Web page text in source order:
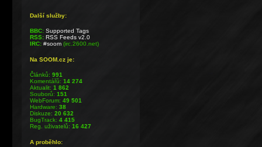
Další služby:
BBC: Supported Tags
RSS: RSS Feeds v2.0
IRC: #soom(irc.2600.net)
Na SOOM.cz je:
Článků:991
Komentářů:14 274
Aktualit:1 862
Souborů:151
WebForum:49 501
Hardware:38
Diskuze:20 632
BugTrack:4 415
Reg. uživatelů:16 427
A proběhlo: